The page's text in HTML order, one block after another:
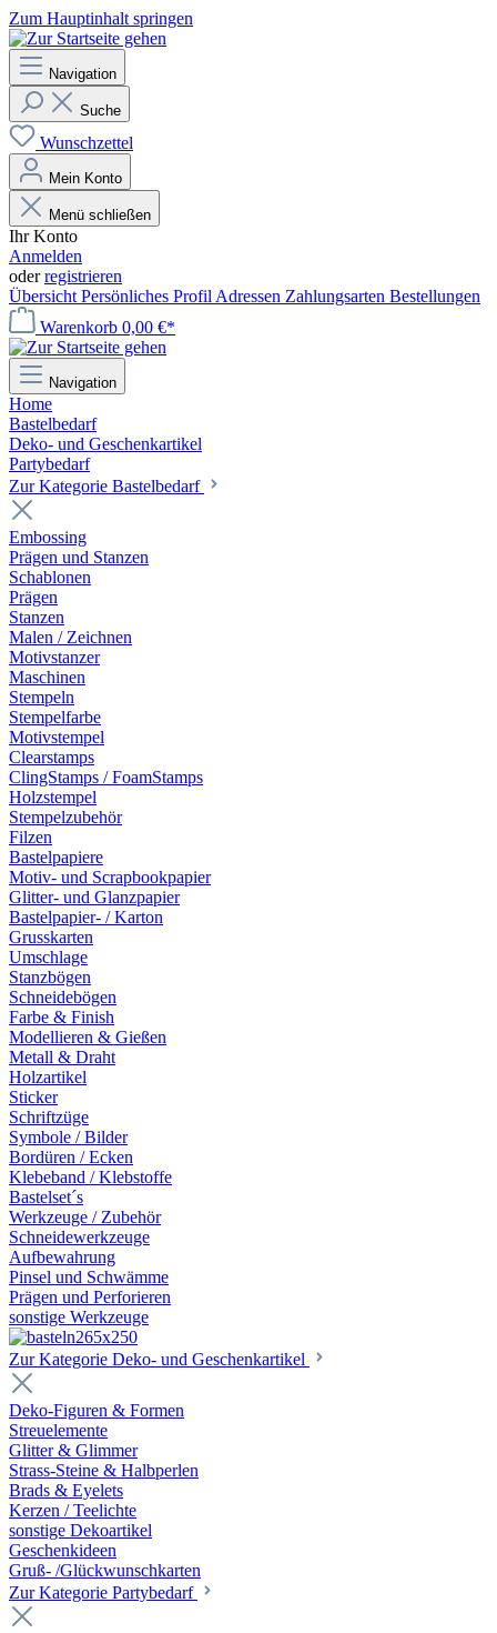
Zum Hauptinhalt springen
Navigation
Suche
Wunschzettel
Mein Konto
Menü schließen
Ihr Konto
Anmelden
oderregistrieren
Übersicht Persönliches Profil Adressen Zahlungsarten Bestellungen
Warenkorb 0,00 €*
Navigation
Home
Bastelbedarf
Deko- und Geschenkartikel
Partybedarf
Zur Kategorie Bastelbedarf
Embossing
Prägen und Stanzen
Schablonen
Prägen
Stanzen
Malen / Zeichnen
Motivstanzer
Maschinen
Stempeln
Stempelfarbe
Motivstempel
Clearstamps
ClingStamps / FoamStamps
Holzstempel
Stempelzubehör
Filzen
Bastelpapiere
Motiv- und Scrapbookpapier
Glitter- und Glanzpapier
Bastelpapier- / Karton
Grusskarten
Umschlage
Stanzbögen
Schneidebögen
Farbe & Finish
Modellieren & Gießen
Metall & Draht
Holzartikel
Sticker
Schriftzüge
Symbole / Bilder
Bordüren / Ecken
Klebeband / Klebstoffe
Bastelset´s
Werkzeuge / Zubehör
Schneidewerkzeuge
Aufbewahrung
Pinsel und Schwämme
Prägen und Perforieren
sonstige Werkzeuge
Zur Kategorie Deko- und Geschenkartikel
Deko-Figuren & Formen
Streuelemente
Glitter & Glimmer
Strass-Steine & Halbperlen
Brads & Eyelets
Kerzen / Teelichte
sonstige Dekoartikel
Geschenkideen
Gruß- /Glückwunschkarten
Zur Kategorie Partybedarf